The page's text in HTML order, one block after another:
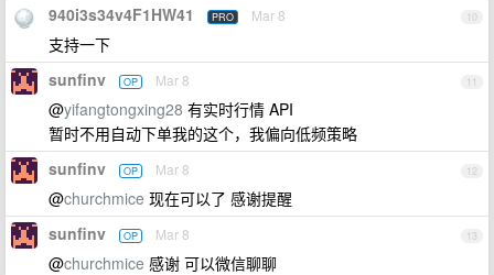
10
940i3s34v4F1HW41 PRO Mar 8
支持一下
11
sunfinv OP Mar 8
@yifangtongxing28 有实时行情 API
暂时不用自动下单我的这个，我偏向低频策略
12
sunfinv OP Mar 8
@churchmice 现在可以了 感谢提醒
13
sunfinv OP Mar 8
@churchmice 感谢 可以微信聊聊